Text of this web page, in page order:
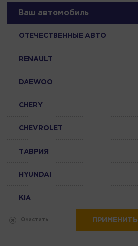
Ваш автомобиль
ОТЕЧЕСТВЕННЫЕ АВТО
RENAULT
DAEWOO
CHERY
CHEVROLET
ТАВРИЯ
HYUNDAI
KIA
Очистить ПРИМЕНИТЬ